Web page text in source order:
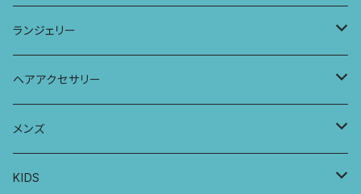
ラグランスリーブトップス
ポケット付きワイドパンツ
レギンス
バブーチャ
オールインワン
スリップワンピース
ビルヘンワンピース
半袖ワンピース
ランジェリー
ブラ
ヨガトップ
カシュクールブラ
ショーツ
プレーンショーツ
ヘアアクセサリー
リボンシュシュ
シュシュ
メンズ
メンズボクサー
KIDS